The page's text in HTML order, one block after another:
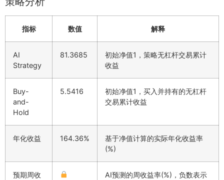
指标 数值 解释
AI
Strategy
81.3685
初始净值1，策略无杠杆交易累计
收益
Buy-
and-
Hold
5.5416
初始净值1，买入并持有的无杠杆
交易累计收益
年化收益 164.36%
基于净值计算的实际年化收益率
(%)
预期周收
AI预测的周收益率(%)，负数表示